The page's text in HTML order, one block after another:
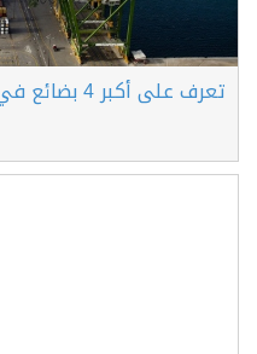
تعرف على أكبر 4 بضائع في تجارة دبي الخارجية مع العالم